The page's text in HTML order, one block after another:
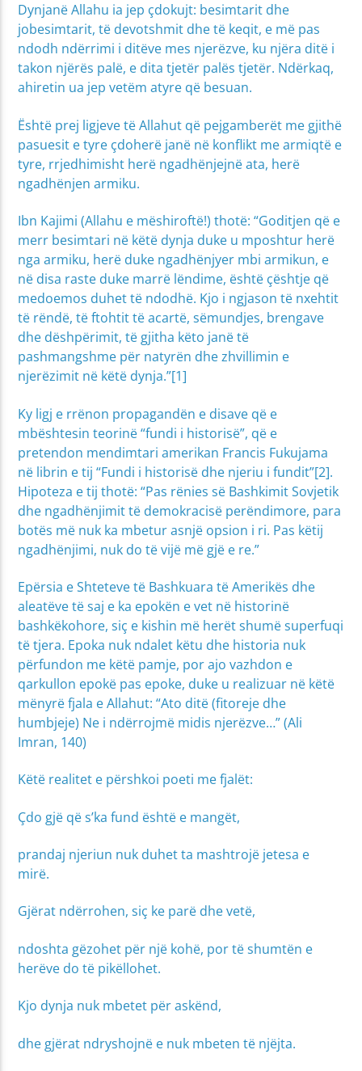
Dynjanë Allahu ia jep çdokujt: besimtarit dhe
jobesimtarit, të devotshmit dhe të keqit, e më pas
ndodh ndërrimi i ditëve mes njerëzve, ku njëra ditë i
takon njërës palë, e dita tjetër palës tjetër. Ndërkaq,
ahiretin ua jep vetëm atyre që besuan.
Është prej ligjeve të Allahut që pejgamberët me gjithë
pasuesit e tyre çdoherë janë në konflikt me armiqtë e
tyre, rrjedhimisht herë ngadhënjejnë ata, herë
ngadhënjen armiku.
Ibn Kajimi (Allahu e mëshiroftë!) thotë: “Goditjen që e
merr besimtari në këtë dynja duke u mposhtur herë
nga armiku, herë duke ngadhënjyer mbi armikun, e
në disa raste duke marrë lëndime, është çështje që
medoemos duhet të ndodhë. Kjo i ngjason të nxehtit
të rëndë, të ftohtit të acartë, sëmundjes, brengave
dhe dëshpërimit, të gjitha këto janë të
pashmangshme për natyrën dhe zhvillimin e
njerëzimit në këtë dynja.”[1]
Ky ligj e rrënon propagandën e disave që e
mbështesin teorinë “fundi i historisë”, që e
pretendon mendimtari amerikan Francis Fukujama
në librin e tij “Fundi i historisë dhe njeriu i fundit”[2].
Hipoteza e tij thotë: “Pas rënies së Bashkimit Sovjetik
dhe ngadhënjimit të demokracisë perëndimore, para
botës më nuk ka mbetur asnjë opsion i ri. Pas këtij
ngadhënjimi, nuk do të vijë më gjë e re.”
Epërsia e Shteteve të Bashkuara të Amerikës dhe
aleatëve të saj e ka epokën e vet në historinë
bashkëkohore, siç e kishin më herët shumë superfuqi
të tjera. Epoka nuk ndalet këtu dhe historia nuk
përfundon me këtë pamje, por ajo vazhdon e
qarkullon epokë pas epoke, duke u realizuar në këtë
mënyrë fjala e Allahut: “Ato ditë (fitoreje dhe
humbjeje) Ne i ndërrojmë midis njerëzve…” (Ali
Imran, 140)
Këtë realitet e përshkoi poeti me fjalët:
Çdo gjë që s’ka fund është e mangët,
prandaj njeriun nuk duhet ta mashtrojë jetesa e
mirë.
Gjërat ndërrohen, siç ke parë dhe vetë,
ndoshta gëzohet për një kohë, por të shumtën e
herëve do të pikëllohet.
Kjo dynja nuk mbetet për askënd,
dhe gjërat ndryshojnë e nuk mbeten të njëjta.